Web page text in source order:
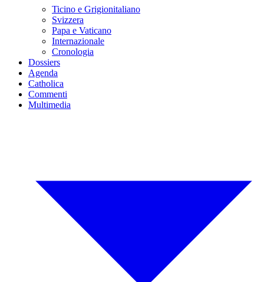
Ticino e Grigionitaliano
Svizzera
Papa e Vaticano
Internazionale
Cronologia
Dossiers
Agenda
Catholica
Commenti
Multimedia